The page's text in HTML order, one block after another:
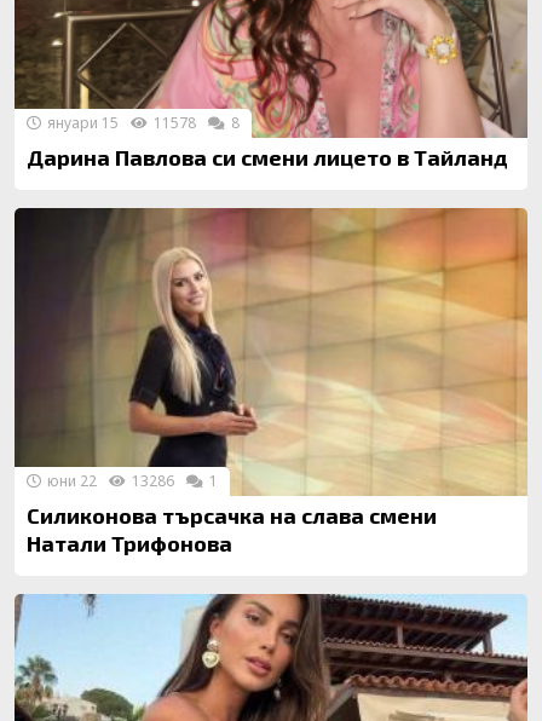
Дарина Павлова си смени лицето в Тайланд
януари 15 11578 8
Силиконова търсачка на слава смени
Натали Трифонова
юни 22 13286 1